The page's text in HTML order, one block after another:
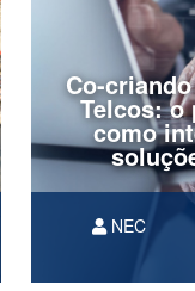
Co-
Telcos: o
como
NEC